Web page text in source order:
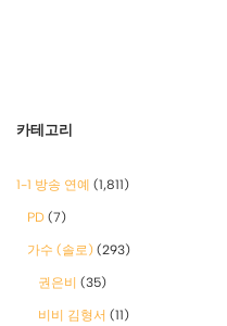
카테고리
1-1 방송 연예 (1,811)
PD (7)
가수 (솔로) (293)
권은비 (35)
비비 김형서 (11)